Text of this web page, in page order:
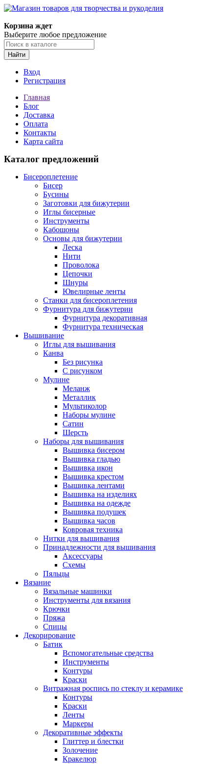
Корзина ждет
Выберите любое предложение
Найти
Вход
Регистрация
Главная
Блог
Доставка
Оплата
Контакты
Карта сайта
Каталог предложений
Бисероплетение
Бисер
Бусины
Заготовки для бижутерии
Иглы бисерные
Инструменты
Кабошоны
Основы для бижутерии
Леска
Нити
Проволока
Цепочки
Шнуры
Ювелирные ленты
Станки для бисероплетения
Фурнитура для бижутерии
Фурнитура декоративная
Фурнитура техническая
Вышивание
Иглы для вышивания
Канва
Без рисунка
С рисунком
Мулине
Меланж
Металлик
Мультиколор
Наборы мулине
Сатин
Шерсть
Наборы для вышивания
Вышивка бисером
Вышивка гладью
Вышивка икон
Вышивка крестом
Вышивка лентами
Вышивка на изделиях
Вышивка на одежде
Вышивка подушек
Вышивка часов
Ковровая техника
Нитки для вышивания
Принадлежности для вышивания
Аксессуары
Схемы
Пяльцы
Вязание
Вязальные машинки
Инструменты для вязания
Крючки
Пряжа
Спицы
Декорирование
Батик
Вспомогательные средства
Инструменты
Контуры
Краски
Витражная роспись по стеклу и керамике
Контуры
Краски
Ленты
Маркеры
Декоративные эффекты
Глиттер и блестки
Золочение
Кракелюр